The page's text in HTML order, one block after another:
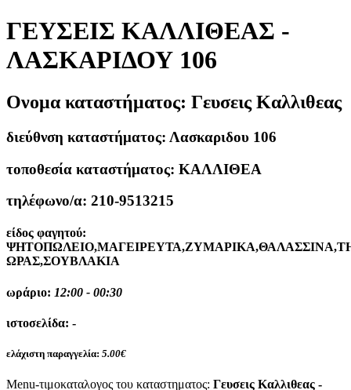
ΓΕΥΣΕΙΣ ΚΑΛΛΙΘΕΑΣ -
ΛΑΣΚΑΡΙΔΟΥ 106
Ονομα καταστήματος: Γευσεις Καλλιθεας
διεύθνση καταστήματος: Λασκαριδου 106
τοποθεσία καταστήματος: ΚΑΛΛΙΘΕΑ
τηλέφωνο/α: 210-9513215
είδος φαγητού:
ΩΡΑΣ,ΣΟΥΒΛΑΚΙΑ
ωράριο: 12:00 - 00:30
ιστοσελίδα: -
ελάχιστη παραγγελία: 5.00€
Menu-τιμοκαταλογος του καταστηματος: Γευσεις Καλλιθεας -